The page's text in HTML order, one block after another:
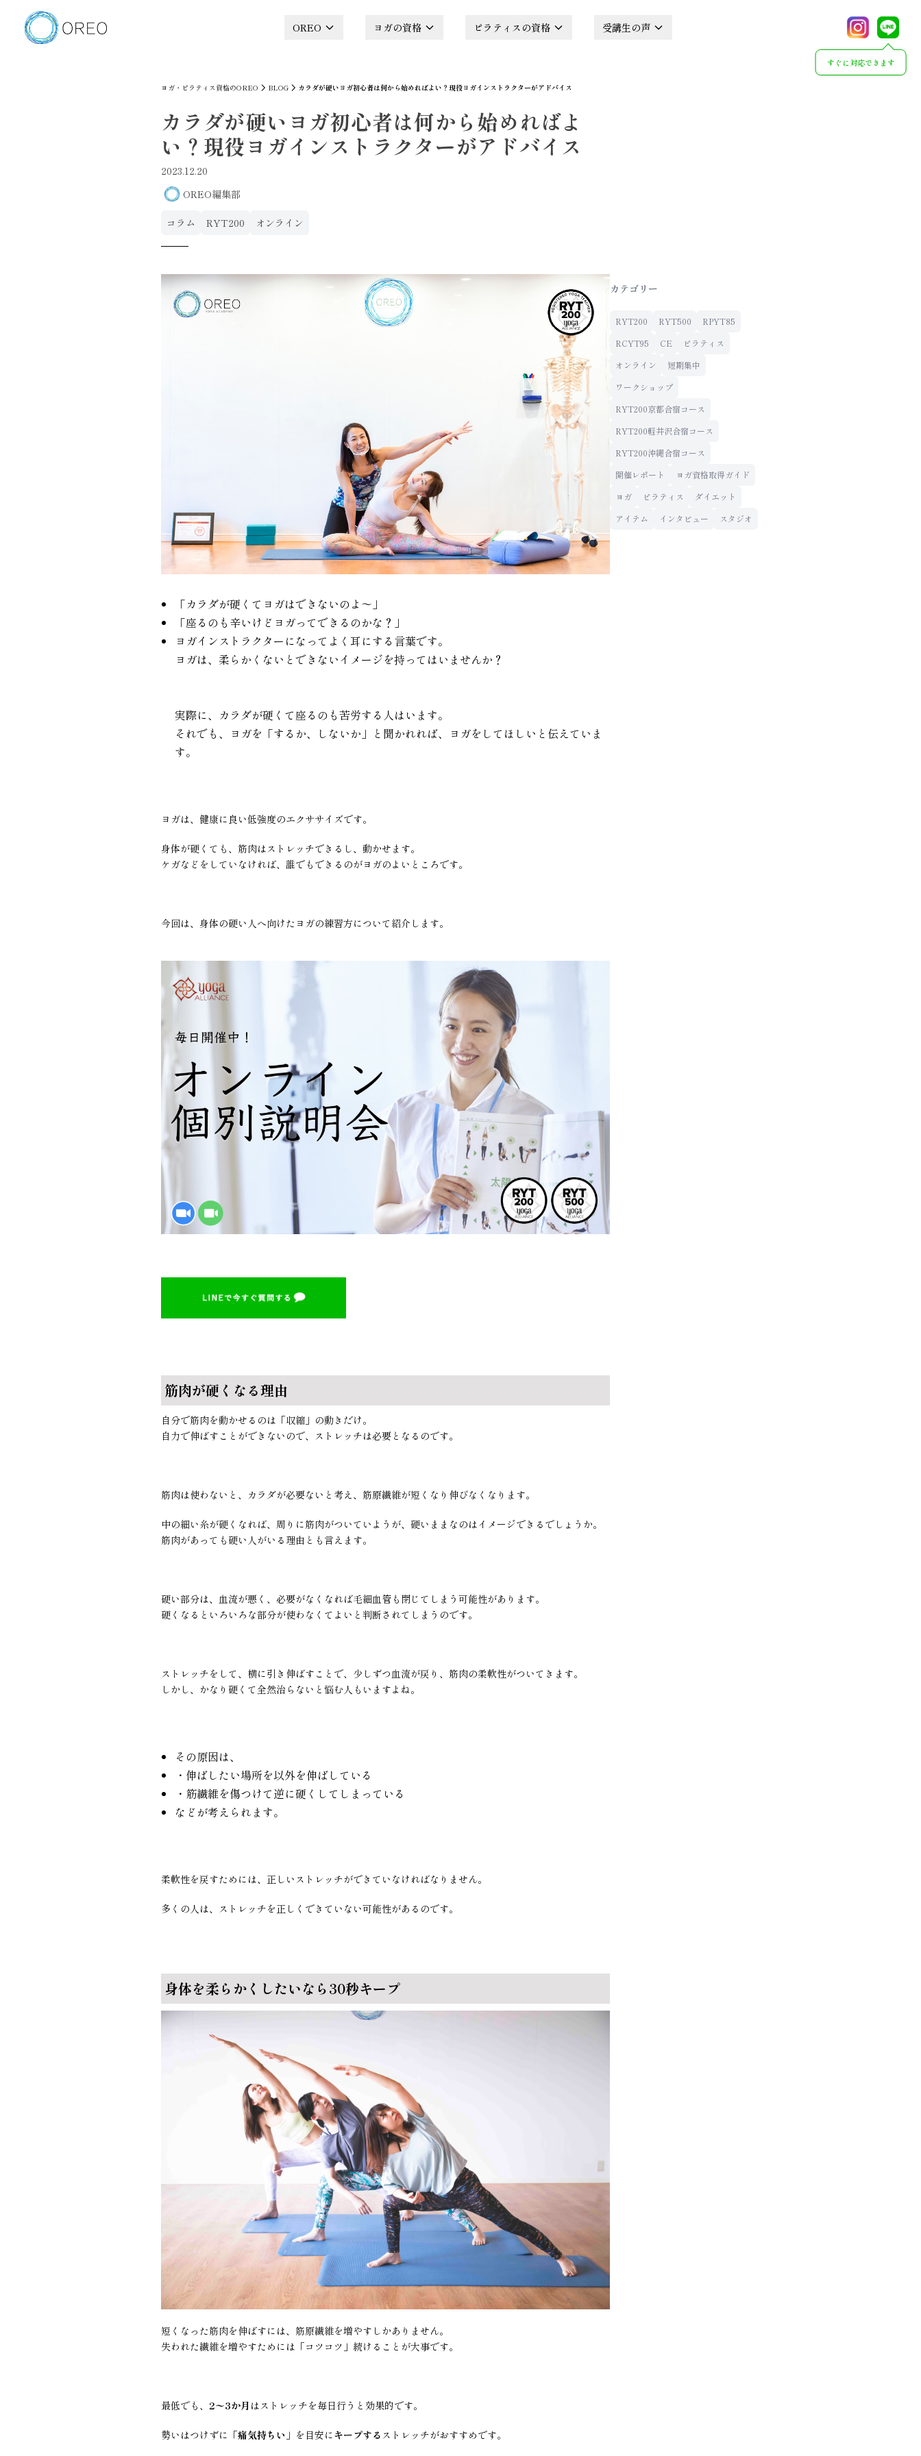
OREO ヨガの資格 ピラティスの資格 受講生の声
すぐに対応できます
ヨガ・ピラティス資格のOREO BLOG カラダが硬いヨガ初心者は何から始めればよい？現役ヨガインストラクターがアドバイス
カラダが硬いヨガ初心者は何から始めればよ
い？現役ヨガインストラクターがアドバイス
2023.12.20
OREO編集部
コラム RYT200 オンライン
「カラダが硬くてヨガはできないのよ〜」
「座るのも辛いけどヨガってできるのかな？」
ヨガインストラクターになってよく耳にする言葉です。
ヨガは、柔らかくないとできないイメージを持ってはいませんか？
実際に、カラダが硬くて座るのも苦労する人はいます。
それでも、ヨガを「するか、しないか」と聞かれれば、ヨガをしてほしいと伝えていま
す。
ヨガは、健康に良い低強度のエクササイズです。
身体が硬くても、筋肉はストレッチできるし、動かせます。
ケガなどをしていなければ、誰でもできるのがヨガのよいところです。
今回は、身体の硬い人へ向けたヨガの練習方について紹介します。
筋肉が硬くなる理由
自分で筋肉を動かせるのは「収縮」の動きだけ。
自力で伸ばすことができないので、ストレッチは必要となるのです。
筋肉は使わないと、カラダが必要ないと考え、筋原繊維が短くなり伸びなくなります。
中の細い糸が硬くなれば、周りに筋肉がついていようが、硬いままなのはイメージできるでしょうか。
筋肉があっても硬い人がいる理由とも言えます。
硬い部分は、血流が悪く、必要がなくなれば毛細血管も閉じてしまう可能性があります。
硬くなるといろいろな部分が使わなくてよいと判断されてしまうのです。
ストレッチをして、横に引き伸ばすことで、少しずつ血流が戻り、筋肉の柔軟性がついてきます。
しかし、かなり硬くて全然治らないと悩む人もいますよね。
その原因は、
・伸ばしたい場所を以外を伸ばしている
・筋繊維を傷つけて逆に硬くしてしまっている
などが考えられます。
柔軟性を戻すためには、正しいストレッチができていなければなりません。
多くの人は、ストレッチを正しくできていない可能性があるのです。
身体を柔らかくしたいなら30秒キープ
短くなった筋肉を伸ばすには、筋原繊維を増やすしかありません。
失われた繊維を増やすためには「コツコツ」続けることが大事です。
最低でも、2〜3か月 はストレッチを毎日行うと効果的です。
勢いはつけずに「痛気持ちい 」を目安にキープするストレッチがおすすめです。
カテゴリー
RYT200 RYT500
RPYT85
RCYT95
CE
ピラティス
オンライン
短期集中
ワークショップ
RYT200京都合宿コース
RYT200軽井沢合宿コース
RYT200沖縄合宿コース
開催レポート
ヨガ資格取得ガイド
ヨガ
ピラティス
ダイエット
アイテム
インタビュー スタジオ